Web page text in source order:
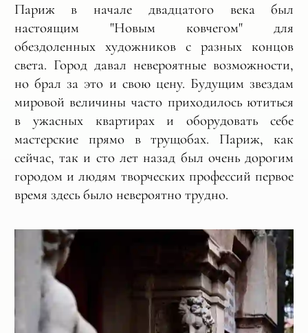
Париж в начале двадцатого века был
настоящим "Новым ковчегом" для
обездоленных художников с разных концов
света. Город давал невероятные возможности,
но брал за это и свою цену. Будущим звездам
мировой величины часто приходилось ютиться
в ужасных квартирах и оборудовать себе
мастерские прямо в трущобах. Париж, как
сейчас, так и сто лет назад был очень дорогим
городом и людям творческих профессий первое
время здесь было невероятно трудно.